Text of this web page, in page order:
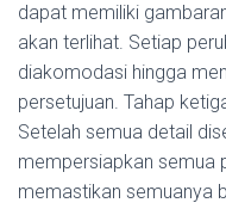
dapat memiliki
akan terlihat. Setiap
diakomodasi hingga
persetujuan. Tahap
Setelah semua detail
mempersiapkan semua
memastikan semuanya